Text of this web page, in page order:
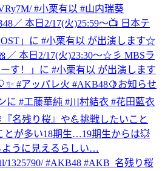
#小栗有以 #山内瑞葵
／ 本日2/17(火)25:59～📺 日本テ
」に #小栗有以 が出演します☆
／ 本日2/17(火)23:30～☆彡 MBSラ
す！」に #小栗有以 が出演します
#アッパレ火 #AKB48🍋お知らせ
に #工藤華純 #川村結衣 #花田藍衣
名残り桜』や💪挑戦したいこと
とが多い18期生…19期生からは💥
うに見えるらしい…
1325790/ #AKB48 #AKB_名残り桜